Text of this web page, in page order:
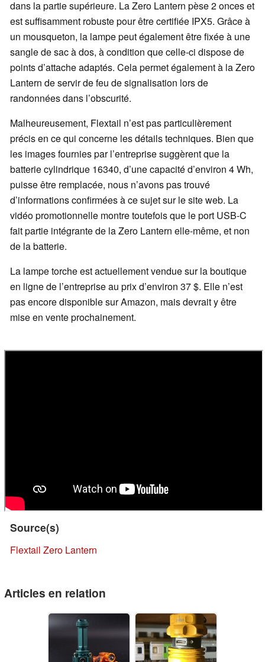
dans la partie supérieure. La Zero Lantern pèse 2 onces et
est suffisamment robuste pour être certifiée IPX5. Grâce à
un mousqueton, la lampe peut également être fixée à une
sangle de sac à dos, à condition que celle-ci dispose de
points d’attache adaptés. Cela permet également à la Zero
Lantern de servir de feu de signalisation lors de
randonnées dans l’obscurité.
Malheureusement, Flextail n’est pas particulièrement
précis en ce qui concerne les détails techniques. Bien que
les images fournies par l’entreprise suggèrent que la
batterie cylindrique 16340, d’une capacité d’environ 4 Wh,
puisse être remplacée, nous n’avons pas trouvé
d’informations confirmées à ce sujet sur le site web. La
vidéo promotionnelle montre toutefois que le port USB-C
fait partie intégrante de la Zero Lantern elle-même, et non
de la batterie.
La lampe torche est actuellement vendue sur la boutique
en ligne de l’entreprise au prix d’environ 37 $. Elle n’est
pas encore disponible sur Amazon, mais devrait y être
mise en vente prochainement.
Source(s)
Flextail Zero Lantern
Articles en relation